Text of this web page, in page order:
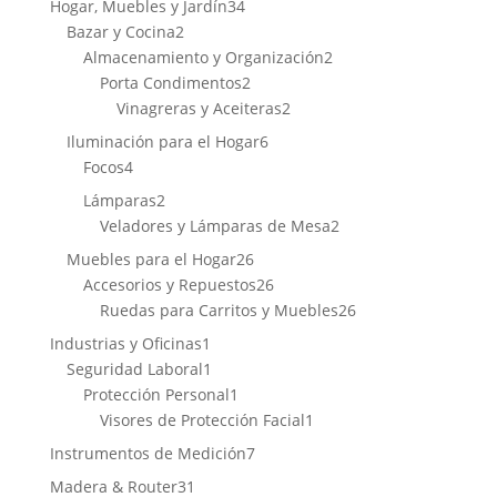
Hogar, Muebles y Jardín3434
Bazar y Cocina22
productos
Almacenamiento y Organización22
Porta Condimentos22
productos
Vinagreras y Aceiteras22
Iluminación para el Hogar66
Focos44
productos
Lámparas22
productos
Veladores y Lámparas de Mesa22
Muebles para el Hogar2626
productos
Accesorios y Repuestos2626
productos
Ruedas para Carritos y Muebles2626
Industrias y Oficinas1
Seguridad Laboral1
producto
Protección Personal1
producto
Visores de Protección Facial1
Instrumentos de Medición77
Madera & Router31